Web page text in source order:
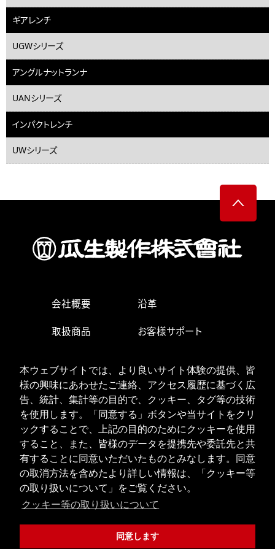
本ウェブサイトでは、より良いサイト体験の提供、皆
様の興味にあわせたご連絡、アクセス履歴に基づく広
告、統計、集計等の目的で、クッキー、タグ等の技術
を使用します。「同意する」ボタンや当サイトをクリ
ックすることで、上記の目的のためにクッキーを使用
すること、また、皆様のデータを提携先や委託先と共
有することに同意いただいたものとみなします。同意
の取消方法を含めたより詳しい情報は、「クッキー等
の取り扱いについて」をご覧ください。
クッキー等の取り扱いについて
同意します
ギアレンチ
UGWシリーズ
アングルナットランナ
UANシリーズ
インパクトレンチ
UWシリーズ
会社概要 沿革
取扱商品 お客様サポート
お問い合わせ
ISOへの取り組み
個人情報の取り扱い
クッキーポリシー
JPN ENG
Copyright © 2020 URYU SEISAKU, LTD. All Rights Reserved.